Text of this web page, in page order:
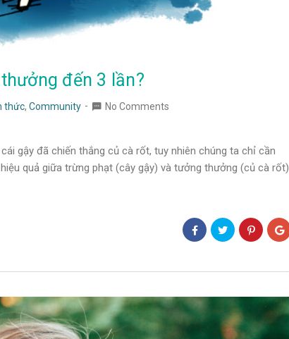
đến 3 lần?
thức, Community No Comments
gậy đã chiến thắng củ cà rốt, tuy nhiên chúng ta chỉ cần
quả giữa trừng phạt (cây gậy) và tưởng thưởng (củ cà rốt)